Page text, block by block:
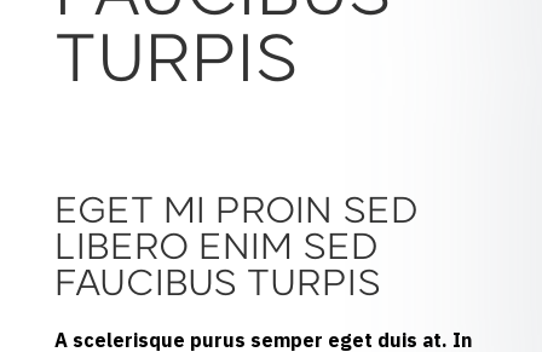
TURPIS
EGET MI PROIN SED
LIBERO ENIM SED
FAUCIBUS TURPIS
A scelerisque purus semper eget duis at. In